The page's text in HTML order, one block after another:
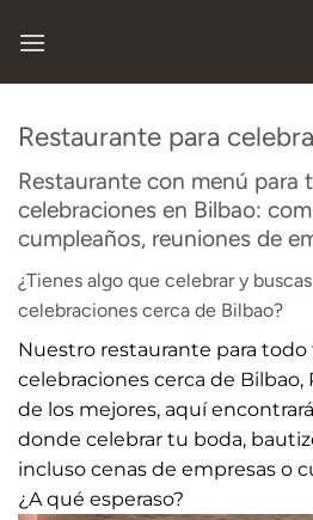
Restaurante para
Restaurante con menú para
celebraciones en Bilbao:
cumpleaños, reuniones de
¿Tienes algo que celebrar y
celebraciones cerca de Bilbao?
Nuestro restaurante para todo
celebraciones cerca de
de los mejores, aquí
donde celebrar tu boda,
incluso cenas de empresas o
¿A qué esperaso?